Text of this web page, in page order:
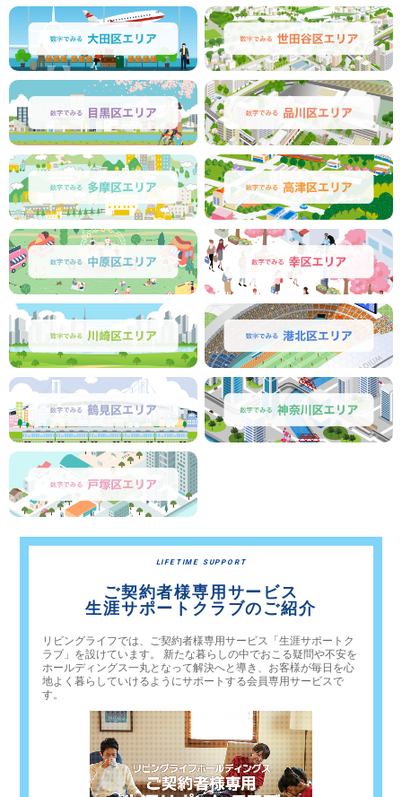
LIFETIME SUPPORT
ご契約者様専用サービス
生涯サポートクラブのご紹介
リビングライフでは、ご契約者様専用サービス「生涯サポートク
ラブ」を設けています。 新たな暮らしの中でおこる疑問や不安を
ホールディングス一丸となって解決へと導き、お客様が毎日を心
地よく暮らしていけるようにサポートする会員専用サービスで
す。